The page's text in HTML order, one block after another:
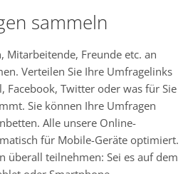
sammeln
Mitarbeitende, Freunde etc. an
Verteilen Sie Ihre Umfragelinks
Facebook, Twitter oder was für Sie
Sie können Ihre Umfragen
Alle unsere Online-
für Mobile-Geräte optimiert.
überall teilnehmen: Sei es auf dem